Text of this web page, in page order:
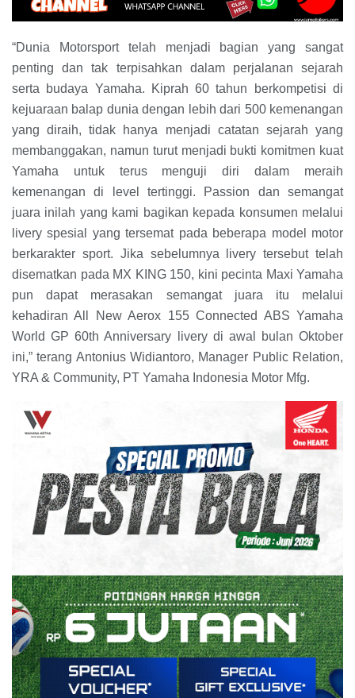
“Dunia Motorsport telah menjadi bagian yang sangat
penting dan tak terpisahkan dalam perjalanan sejarah
serta budaya Yamaha. Kiprah 60 tahun berkompetisi di
kejuaraan balap dunia dengan lebih dari 500 kemenangan
yang diraih, tidak hanya menjadi catatan sejarah yang
membanggakan, namun turut menjadi bukti komitmen kuat
Yamaha untuk terus menguji diri dalam meraih
kemenangan di level tertinggi. Passion dan semangat
juara inilah yang kami bagikan kepada konsumen melalui
livery spesial yang tersemat pada beberapa model motor
berkarakter sport. Jika sebelumnya livery tersebut telah
disematkan pada MX KING 150, kini pecinta Maxi Yamaha
pun dapat merasakan semangat juara itu melalui
kehadiran All New Aerox 155 Connected ABS Yamaha
World GP 60th Anniversary livery di awal bulan Oktober
ini,” terang Antonius Widiantoro, Manager Public Relation,
YRA & Community, PT Yamaha Indonesia Motor Mfg.